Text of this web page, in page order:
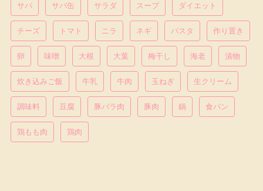
サバ サバ缶 サラダ スープ ダイエット
チーズ トマト ニラ ネギ パスタ 作り置き
卵 味噌 大根 大葉 梅干し 海老 漬物
炊き込みご飯 牛乳 牛肉 玉ねぎ 生クリーム
調味料 豆腐 豚バラ肉 豚肉 鍋 食パン
鶏もも肉 鶏肉